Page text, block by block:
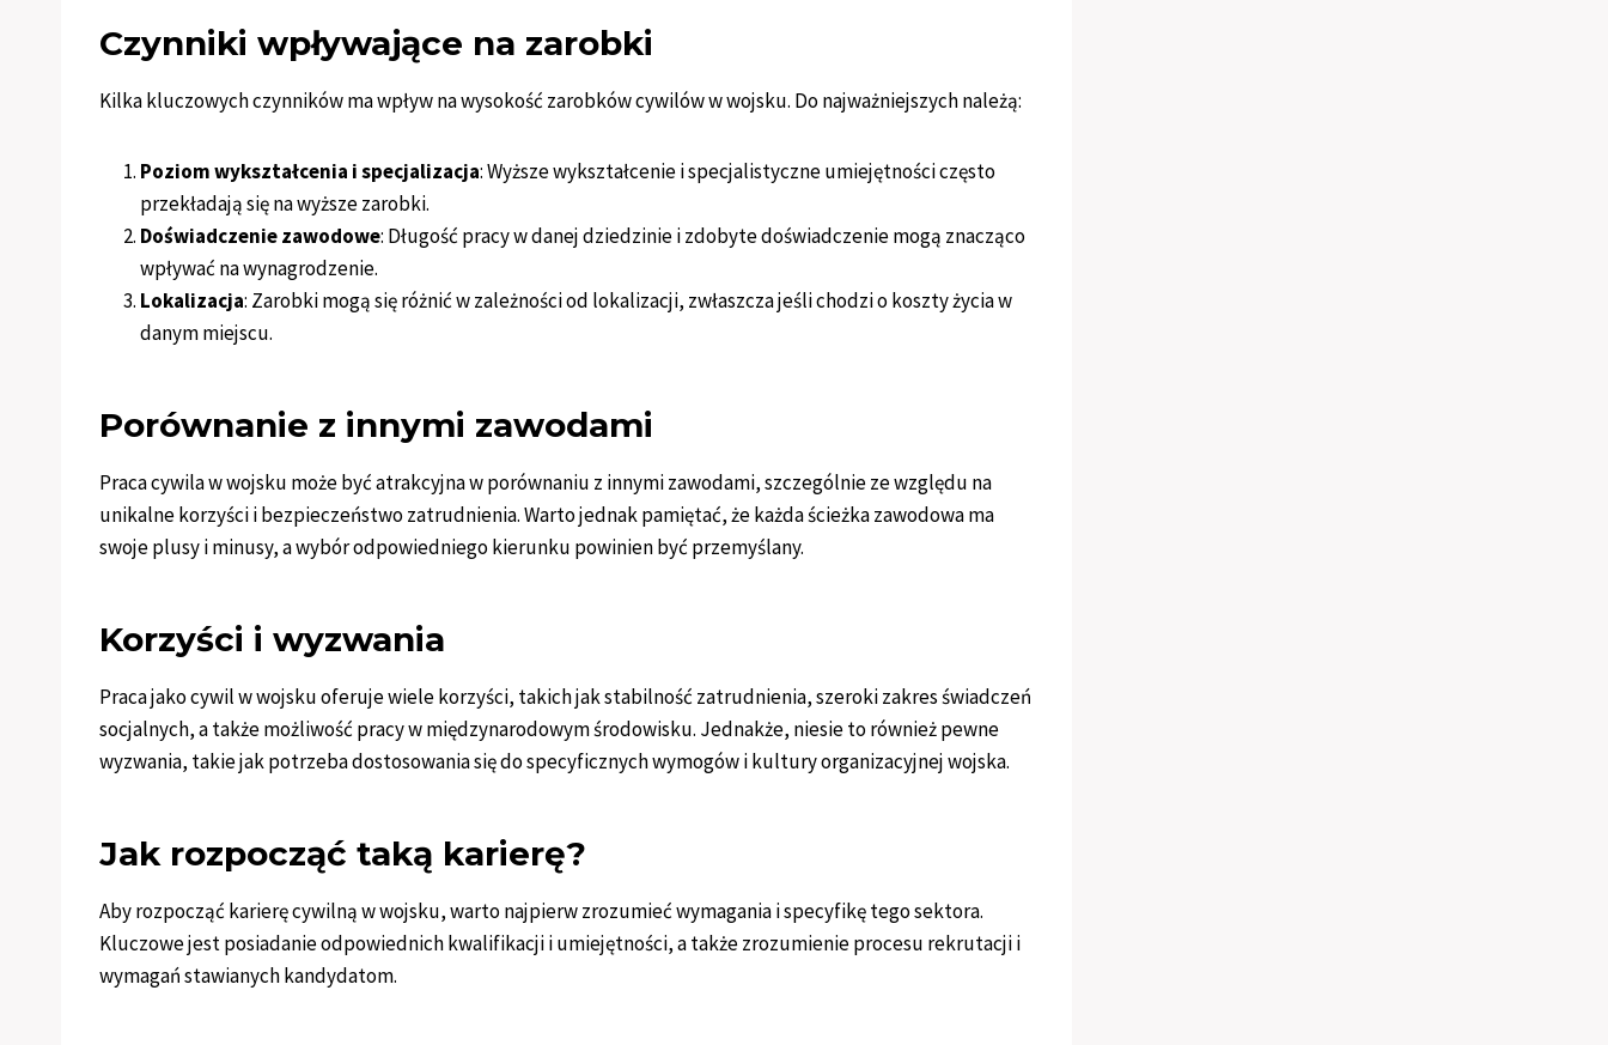
Czynniki wpływające na zarobki
Kilka kluczowych czynników ma wpływ na wysokość zarobków cywilów w wojsku. Do najważniejszych należą:
Poziom wykształcenia i specjalizacja: Wyższe wykształcenie i specjalistyczne umiejętności często
przekładają się na wyższe zarobki.
Doświadczenie zawodowe: Długość pracy w danej dziedzinie i zdobyte doświadczenie mogą znacząco
wpływać na wynagrodzenie.
Lokalizacja: Zarobki mogą się różnić w zależności od lokalizacji, zwłaszcza jeśli chodzi o koszty życia w
danym miejscu.
Porównanie z innymi zawodami
Praca cywila w wojsku może być atrakcyjna w porównaniu z innymi zawodami, szczególnie ze względu na
unikalne korzyści i bezpieczeństwo zatrudnienia. Warto jednak pamiętać, że każda ścieżka zawodowa ma
swoje plusy i minusy, a wybór odpowiedniego kierunku powinien być przemyślany.
Korzyści i wyzwania
Praca jako cywil w wojsku oferuje wiele korzyści, takich jak stabilność zatrudnienia, szeroki zakres świadczeń
socjalnych, a także możliwość pracy w międzynarodowym środowisku. Jednakże, niesie to również pewne
wyzwania, takie jak potrzeba dostosowania się do specyficznych wymogów i kultury organizacyjnej wojska.
Jak rozpocząć taką karierę?
Aby rozpocząć karierę cywilną w wojsku, warto najpierw zrozumieć wymagania i specyfikę tego sektora.
Kluczowe jest posiadanie odpowiednich kwalifikacji i umiejętności, a także zrozumienie procesu rekrutacji i
wymagań stawianych kandydatom.